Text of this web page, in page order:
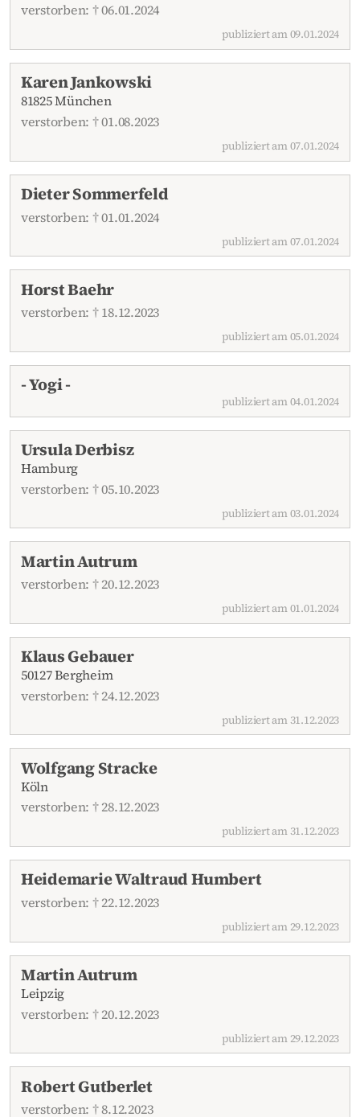
verstorben: † 06.01.2024
publiziert am 09.01.2024
Karen Jankowski
81825 München
verstorben: † 01.08.2023
publiziert am 07.01.2024
Dieter Sommerfeld
verstorben: † 01.01.2024
publiziert am 07.01.2024
Horst Baehr
verstorben: † 18.12.2023
publiziert am 05.01.2024
- Yogi -
publiziert am 04.01.2024
Ursula Derbisz
Hamburg
verstorben: † 05.10.2023
publiziert am 03.01.2024
Martin Autrum
verstorben: † 20.12.2023
publiziert am 01.01.2024
Klaus Gebauer
50127 Bergheim
verstorben: † 24.12.2023
publiziert am 31.12.2023
Wolfgang Stracke
Köln
verstorben: † 28.12.2023
publiziert am 31.12.2023
Heidemarie Waltraud Humbert
verstorben: † 22.12.2023
publiziert am 29.12.2023
Martin Autrum
Leipzig
verstorben: † 20.12.2023
publiziert am 29.12.2023
Robert Gutberlet
verstorben: † 8.12.2023